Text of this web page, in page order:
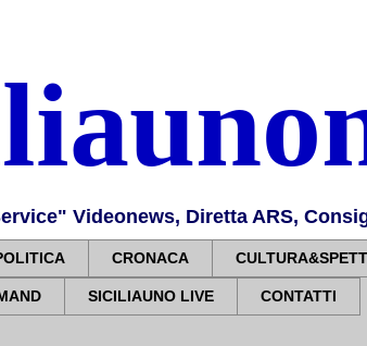
Videonews, Diretta ARS,
CRONACA
SICILIAUNO LIVE CONTATTI